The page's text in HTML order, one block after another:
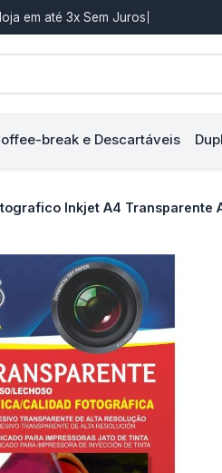
em até 3x Sem Juros
break e Descartáveis
Inkjet A4 Transparente